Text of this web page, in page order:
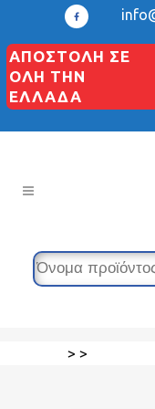
ΑΠΟΣΤΟΛΗ ΣΕ
ΟΛΗ ΤΗΝ
ΕΛΛΑΔΑ
> >